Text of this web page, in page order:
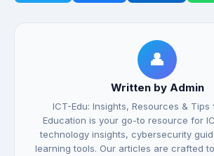
👤
Written by Admin
ICT-Edu: Insights, Resources & Tips
Education is your go-to resource for
technology insights, cybersecurity
learning tools. Our articles are crafted